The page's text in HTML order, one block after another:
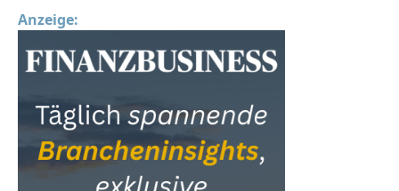
Anzeige: